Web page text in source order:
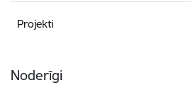
Projekti
Noderīgi